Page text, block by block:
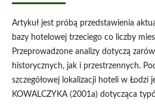
Artykuł jest próbą przedstawienia
bazy hotelowej trzeciego co liczby
Przeprowadzone analizy dotyczą
historycznych, jak i przestrzennych.
szczegółowej lokalizacji hoteli w Łodzi
KOWALCZYKA (2001a) dotycząca